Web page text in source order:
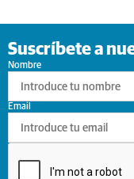
Suscríbete a
Nombre
Email